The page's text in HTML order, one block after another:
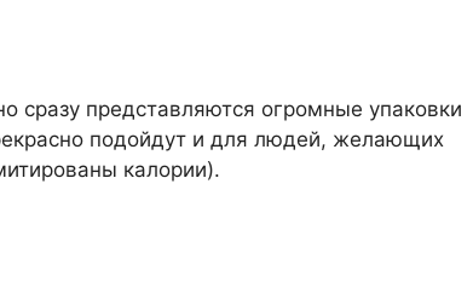
сразу представляются огромные упаковки
подойдут и для людей, желающих
калории).